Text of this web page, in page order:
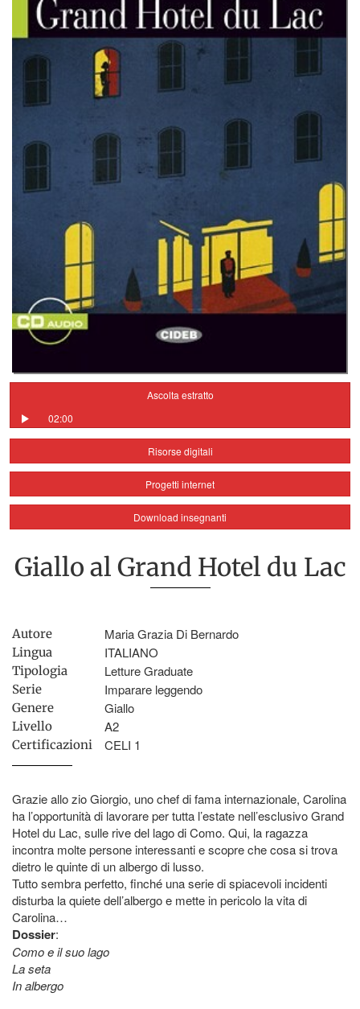
Ascolta estratto
02:00
Risorse digitali
Progetti internet
Download insegnanti
Giallo al Grand Hotel du Lac
Autore Maria Grazia Di Bernardo
Lingua ITALIANO
Tipologia Letture Graduate
Serie Imparare leggendo
Genere Giallo
Livello A2
Certificazioni CELI 1
Grazie allo zio Giorgio, uno chef di fama internazionale, Carolina
ha l’opportunità di lavorare per tutta l’estate nell’esclusivo Grand
Hotel du Lac, sulle rive del lago di Como. Qui, la ragazza
incontra molte persone interessanti e scopre che cosa si trova
dietro le quinte di un albergo di lusso.
Tutto sembra perfetto, finché una serie di spiacevoli incidenti
disturba la quiete dell’albergo e mette in pericolo la vita di
Carolina…
Dossier:
Como e il suo lago
La seta
In albergo